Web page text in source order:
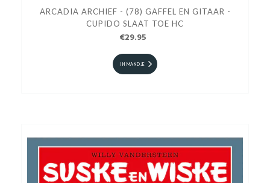
ARCADIA ARCHIEF - (78) GAFFEL EN GITAAR -
CUPIDO SLAAT TOE HC
€29.95
IN MANDJE